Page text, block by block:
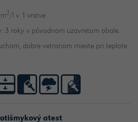
atest
2/l v 1 vrstve
3 roky v pôvodnom uzavretom obale.
dobre vetranom mieste pri teplote